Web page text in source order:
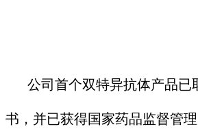
公司首个双特异抗体产品已
书，并已获得国家药品监督管